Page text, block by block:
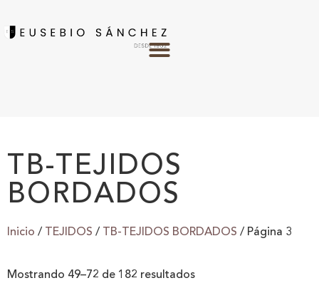
TB-TEJIDOS
BORDADOS
Inicio / TEJIDOS / TB-TEJIDOS BORDADOS / Página 3
Mostrando 49–72 de 182 resultados